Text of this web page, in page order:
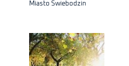
Miasto Świebodzin